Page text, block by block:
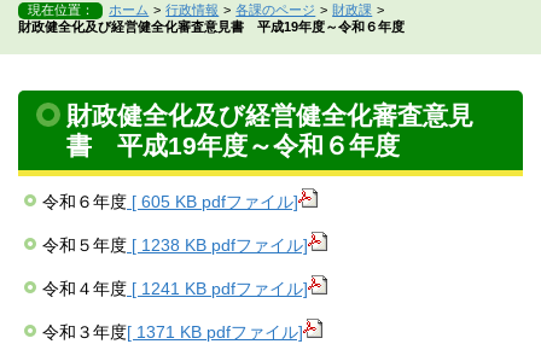
現在位置： ホーム 行政情報 各課のページ
財政課
財政健全化及び経営健全化審査意見書 平成19年度～令和６年度
財政健全化及び経営健全化審査意見
書 平成19年度～令和６年度
令和６年度 [ 605 KB pdfファイル]
令和５年度 [ 1238 KB pdfファイル]
令和４年度 [ 1241 KB pdfファイル]
令和３年度[ 1371 KB pdfファイル]